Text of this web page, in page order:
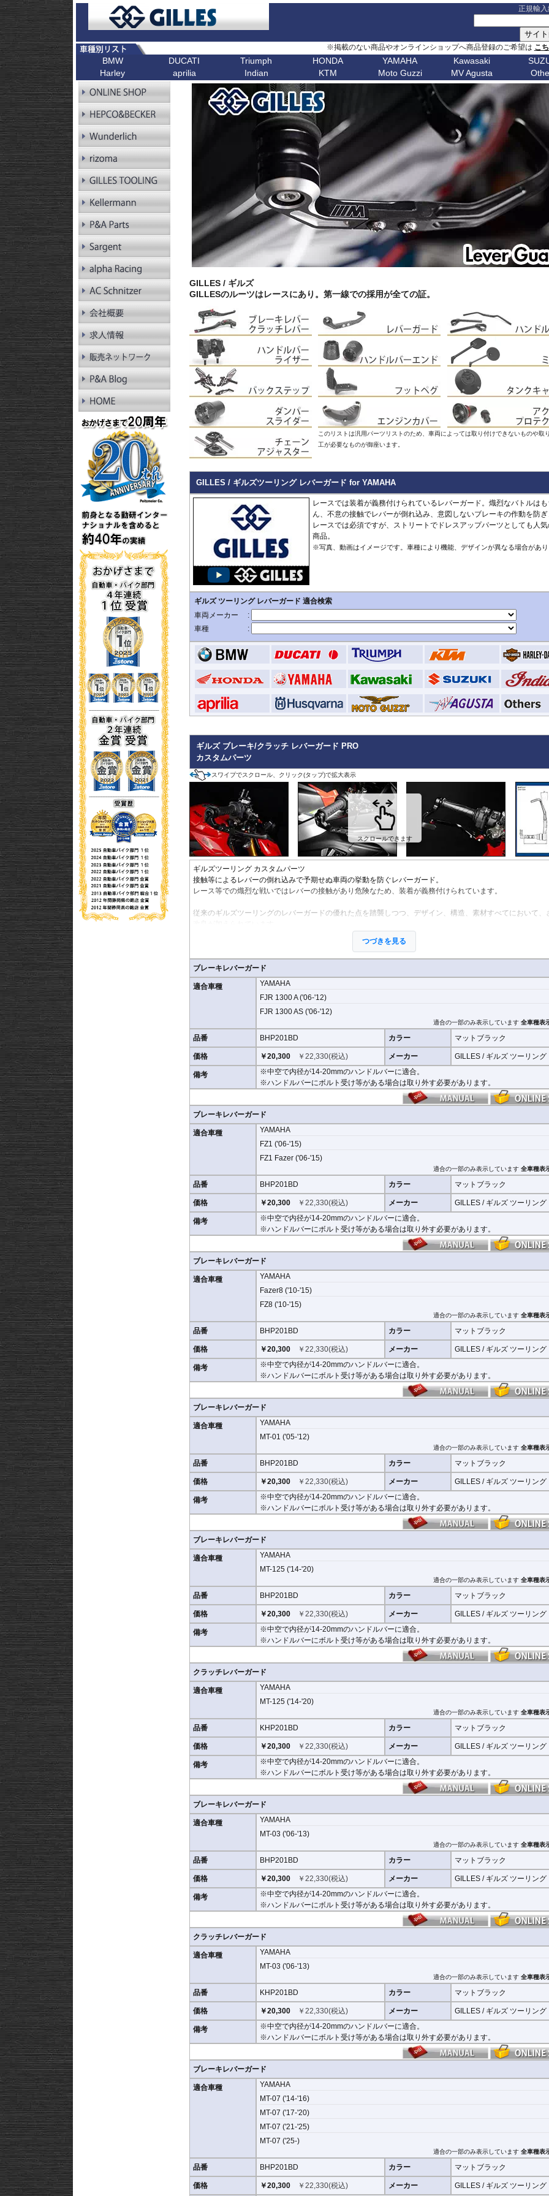
正規輸
※掲載のない商品やオンラインショップへ商品登録のご希望は こ
BMW
R シリーズ
R1300GS
Adventure
R1250GS
Adventure
R18
R18 Classic
R18
R12 nineT
R12S
RnineT Urban G/S
RnineT Scrambler
RnineT Racer
RnineT Pure
R1200GS LC
R1200GS
R1300RT
R1200RT LC
R1300R
R1200R LC
R1300RS
R1250RS
R1200RS LC
F シリーズ
F900GS
F700GS
K シリーズ
K1600GT/GTL
K1600B
K1600GrandAmerica
K1200LT
G シリーズ
G310GS
G310R
G650GS
S シリーズ
S1000RR 19-22
S1000R -20
S1000XR 20-
S1000XR -19
M1000RR 23-
M1000RR 21-22
M1000R
M1000XR
C シリーズ
C650GT
C650Sport
C600Sport
C400GT
C400X
CE 04
その他
R1200S
R1200ST
R1200C/CL
R1150R/
R1150GS/
HP2
R80 /
R2V Boxer
Classic
DUCATI
ピックアップ
Multistrada V4
車種名
スクランブラー 1100
モンスター V2
モンスター937
モンスター
ムルティストラーダ V4
パニガーレ
DesertX
Diavel
X Diavel
Hypermotard V2
Hypermotard 1100
Hypermotard 950
Hypermotard 939
Hypermotard 821
Hypermotard 698 Mono
Hyperstrada 821
Monster 696
Monster 821
Monster 890
Monster 1100 Evo
Monster 1100 S
Multistrada V2
Multistrada 950
Multistrada 1200/S
Panigale
Scrambler
Scrambler 1100
Scrambler Sixty2
StreetFighter
StreetFighter V4/S
Triumph
ピックアップ
Bonneville T120
Tiger 900
Trident 660
SpeedTwin 900
StreetTriple
Scrambler 400XC
Speed 400
Tracker 400
車種名
ボンネビルT120
ボンネビルT100
ボンネビルボバー
ボンネビルスピードマスター
スピード400
スピードトリプル 1200
スピードトリプル 1050
スピードツイン900
スピードツイン1200
ストリートトリプル
ストリートツイン
スクランブラー 400X
スクランブラー 400XC
スクランブラー 900
スクランブラー 1200
トライデント660
トライデント800
デイトナ660
Bonneville America
Bonneville Speedmaster
Bonneville T100
Bonneville
Daytona 660
ROCKET 3
Scrambler 400X
Scrambler 400XC
Scrambler 900
Scrambler 1200
Street Triple
Street Twin
Thruxton 1200/R
Tiger 800/XC
Tiger 1200 XR/XC
Tiger 1200 Explorer
Tiger Sport 660
Tracker 400
Trident 660
Trident 800
その他
HONDA
ピックアップ
NX400 / NX500
400X / CB500X
NC750X 21-
AfricaTwin 1100
CB1000R
CB650R
CB250R
CB1000 Hornet
CB750 Hornet
REBEL 1100
NT1100
CL500
CL250
XL750 Transalp
車種名
アフリカツイン
CB750 ホーネット
CB1000 ホーネット
レブル 250
レブル 500
レブル 1100
グロム
ファイヤーブレード
XL750 トランザルプ
NX400 / NX500
400X / CB500X
AfricaTwin 1000
AfricaTwin 1100
CB125F
CB400F/CB500F
CB1000F
CB500 Hornet
CB750 Hornet
CB1000 Hornet
CB1000GT
CB1100
CB1100 EX
CB1100 RS
CB1300
CBF1000
CBF1000F
CBR650F
CL500
CRF250L
CRF250 RALLY
CRF1000L AfricaTwin
Dax125
FORZA 750
GROM MSX125
Monkey125
NC700S
NC750S
NC750X 21-
NC750X -20
NC700X
NT1100
VFR800F
VFR1200F
VFR800X Crossrunner
VFR1200X Crosstourer
X-ADV 21-
X-ADV -20
XL750 Transalp
その他
YAMAHA
ピックアップ
Tracer 9/GT
MT-07 25-
Tenere700
XSR700
YZF-R1 15-
YZF-R7
MT-03 / MT-25
XSR125
T-MAX560/TECH MAX
車種名
ボルト
トレーサー 9
テネレ 700
スーパーテネレ
BOLT
FJR1300
FZ1/Fazer
FZ6/Fazer
MT-125
MT-03 / MT-25
MT-07 25-
MT-07 -20
MT-09 24-
MT-09 21-23
NIKEN/GT
R1 15-
R1 -14
R125
R15
R3 / R25
R6
R7
SCR950
SR400
Tenere700
T-MAX560/TECH
XSR700
XSR900 22-
XSR900 -21
XSR900GP
XT700Z Tenere700
YZF-R15
YZF-R3 / YZF-R25
YZF-R7
Kawasaki
ピックアップ
Z900RS / cafe
Z H2
ニンジャ 1100
ニンジャ 500
W800 / W650
W230 / Meguro S1
Eliminator
車種名
エリミネー
メグロ S1
ニンジャ
ニンジャ
ニンジャ
ニンジャ
ニンジャ
ニンジャ 7
リッド
ニンジャ
ニンジャ
ニンジャ
ヴェルシ
ヴェルシス
ヴェルシ
ヴェルシス
バルカンS
KLE500
KLR650
Ninja 250
Ninja 500
Ninja 636
Ninja 650
Ninja 7
Ninja 1000
Vulcan S
W230
W800 /
Z250
Z7 Hybrid
Z750
Z750R
Z800
Z900
Z900RS /
Z1000
Z1000SX
Z H2
ZX-4R/R
ピックア
ップ
V-Strom
650
V-Strom
800/DE
V-Strom
SV650/X
S1000GT
GSX-
S1000GX
GSX-
S1000/F
GSX-
S125
GSX-8R
-
Harley
ピックアップ
Pan America
Kellermann ウインカー
Fat Bob 18-
Fat Bob -17
Forty-Eight
FXDWG Dyna WideGlide
FLSTF Fat Boy
FLSTSB Cross Bones
FXSTC Softail Custom
Pan America
Softail
Softail Slim
Sportster
Street Bob
V-ROD
VRSCDXA
VRSCD
VRSCAW
VRSCA
VRSCB
XL883
XL1200C
XL1200L
XL1200N
XL1200R
XL1200X Forty-Eight
aprilia
ピックアップ
Shiver
SR GT
Tuareg 660
Tuono 457
Tuono 660
Tuono
Indian
ピックアップ
CHIEF
FTR1200
SCOUT
KTM
ピックアップ
250 Adventure
390 Adventure
790 Adventure
890 Adventure
990 Adventure
1050 Adventure
1090 Adventure
1190 Adventure
1290SuperAdv 21-
1290SuperAdv -20
1390SuperAdventure
125 Duke
390 Duke
790 Duke
1290 SuperDuke
1390 SuperDuke
125 Enduro R
390 Enduro R
690 Enduro R
125 SMC R
390 SMC R
690 SMC R
890 SMT
990 Supermoto R
RC125
RC200
Moto Guzzi
車種名
Bellagio
Breva
California
Griso
Nevada
Stelvio V100
V7 / V7II / V7 III
V85TT
V9 Roamer/Bobber
V100 Mandello
MV Agusta
ピックアップ
車種名
Brutale 750
Brutale 800
Brutale 910
Brutale
Brutale 1000
Husqvarna
Norden
901
Nuda
Svartpilen
Vitpilen
Supermoto
Enfield
Bear 650
Bullet
Bullet -07
Classic
650
Classic
350
Classic
350
Himalayan
450
Himalayan
350
Super
650
411
Shotgun
650
450MT
675NK
700MT
1000MT-
X
その他
ZONTES
125-C2
Piaggio
GILLES / ギルズ
GILLESのルーツはレースにあり。第一線での採用が全ての証。
このリストは汎用パーツリストのため、車両によっては取り付けできないものや取
工が必要なものが御座います。
GILLES / ギルズツーリング レバーガード for YAMAHA
レースでは装着が義務付けられているレバーガード。熾烈なバトルはも
ん、不意の接触でレバーが倒れ込み、意図しないブレーキの作動を防ぎ
レースでは必須ですが、ストリートでドレスアップパーツとしても人
商品。
※写真、動画はイメージです。車種により機能、デザインが異なる場合があり
ギルズ ブレーキ/クラッチ レバーガード PRO
カスタムパーツ
スワイプでスクロール、クリック(タップ)で拡大表示
ギルズツーリング カスタムパーツ
接触等によるレバーの倒れ込みで予期せぬ車両の挙動を防ぐレバーガード。
レース等での熾烈な戦いではレバーの接触があり危険なため、装着が義務付けられています。
従来のギルズツーリングのレバーガードの優れた点を踏襲しつつ、デザイン、構造、素材すべてにおいて、
これまでのレバーガードと同様に2ピース構造を採用。
本体はアルミビレットからの削り出しで、ブラックハードアルマイト処理を施しました。
プロテクションピースは耐磨耗性と強度、弾性回復率の優れた結晶性エンジニアリング樹脂を採用。
軽量化と剛性、柔軟性を高い次元でバランスさせることに成功しました。
開き角の調節も可能。調節幅は内側、外側へ5°(先端で約13mm)あり、アジャストレバーの使用時などにも対
※写真はシリーズ代表イメージです。車種により形状、デザインが異なる場合があります。
つづきを見る
ブレーキレバーガード
適合車種
YAMAHA
FJR 1300 A ('06-'12)
FJR 1300 AS ('06-'12)
適合の一部のみ表示しています 全車種表
品番 BHP201BD カラー マットブラック
価格 ￥20,300 ￥ 22,330(税込) メーカー GILLES / ギルズ ツーリング
備考
※中空で内径が14-20mmのハンドルバーに適合。
※ハンドルバーにボルト受け等がある場合は取り外す必要があります。
ブレーキレバーガード
適合車種
YAMAHA
FZ1 ('06-'15)
FZ1 Fazer ('06-'15)
適合の一部のみ表示しています 全車種表
品番 BHP201BD カラー マットブラック
価格 ￥20,300 ￥ 22,330(税込) メーカー GILLES / ギルズ ツーリング
備考
※中空で内径が14-20mmのハンドルバーに適合。
※ハンドルバーにボルト受け等がある場合は取り外す必要があります。
ブレーキレバーガード
適合車種
YAMAHA
Fazer8 ('10-'15)
FZ8 ('10-'15)
適合の一部のみ表示しています 全車種表
品番 BHP201BD カラー マットブラック
価格 ￥20,300 ￥ 22,330(税込) メーカー GILLES / ギルズ ツーリング
備考
※中空で内径が14-20mmのハンドルバーに適合。
※ハンドルバーにボルト受け等がある場合は取り外す必要があります。
ブレーキレバーガード
適合車種
YAMAHA
MT-01 ('05-'12)
適合の一部のみ表示しています 全車種表
品番 BHP201BD カラー マットブラック
価格 ￥20,300 ￥ 22,330(税込) メーカー GILLES / ギルズ ツーリング
備考
※中空で内径が14-20mmのハンドルバーに適合。
※ハンドルバーにボルト受け等がある場合は取り外す必要があります。
ブレーキレバーガード
適合車種
YAMAHA
MT-125 ('14-'20)
適合の一部のみ表示しています 全車種表
品番 BHP201BD カラー マットブラック
価格 ￥20,300 ￥ 22,330(税込) メーカー GILLES / ギルズ ツーリング
備考
※中空で内径が14-20mmのハンドルバーに適合。
※ハンドルバーにボルト受け等がある場合は取り外す必要があります。
クラッチレバーガード
適合車種
YAMAHA
MT-125 ('14-'20)
適合の一部のみ表示しています 全車種表
品番 KHP201BD カラー マットブラック
価格 ￥20,300 ￥ 22,330(税込) メーカー GILLES / ギルズ ツーリング
備考
※中空で内径が14-20mmのハンドルバーに適合。
※ハンドルバーにボルト受け等がある場合は取り外す必要があります。
ブレーキレバーガード
適合車種
YAMAHA
MT-03 ('06-'13)
適合の一部のみ表示しています 全車種表
品番 BHP201BD カラー マットブラック
価格 ￥20,300 ￥ 22,330(税込) メーカー GILLES / ギルズ ツーリング
備考
※中空で内径が14-20mmのハンドルバーに適合。
※ハンドルバーにボルト受け等がある場合は取り外す必要があります。
クラッチレバーガード
適合車種
YAMAHA
MT-03 ('06-'13)
適合の一部のみ表示しています 全車種表
品番 KHP201BD カラー マットブラック
価格 ￥20,300 ￥ 22,330(税込) メーカー GILLES / ギルズ ツーリング
備考
※中空で内径が14-20mmのハンドルバーに適合。
※ハンドルバーにボルト受け等がある場合は取り外す必要があります。
ブレーキレバーガード
適合車種
YAMAHA
MT-07 ('14-'16)
MT-07 ('17-'20)
MT-07 ('21-'25)
MT-07 ('25-)
適合の一部のみ表示しています 全車種表
品番 BHP201BD カラー マットブラック
価格 ￥20,300 ￥ 22,330(税込) メーカー GILLES / ギルズ ツーリング